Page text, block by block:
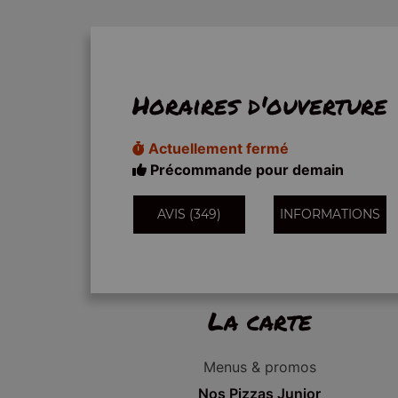
Horaires d'ouverture
Actuellement fermé
Précommande pour demain
AVIS (349) INFORMATIONS
La carte
Menus & promos
Nos Pizzas Junior